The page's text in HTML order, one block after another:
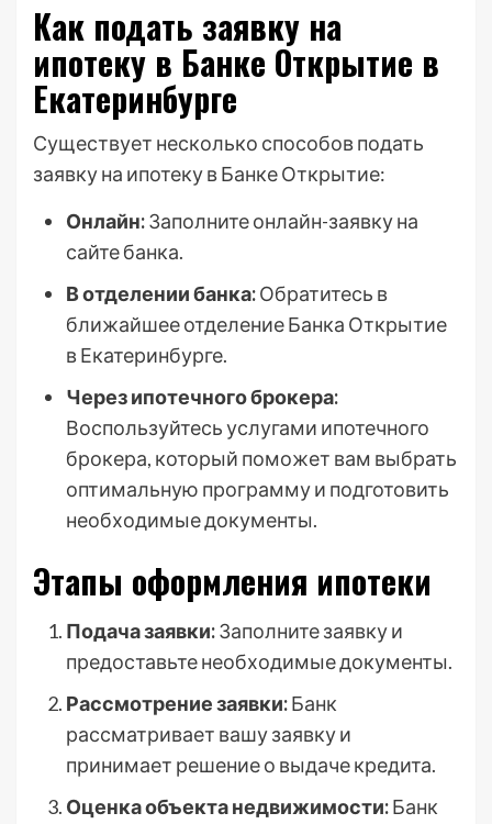
Как подать заявку на
ипотеку в Банке Открытие в
Екатеринбурге
Существует несколько способов подать
заявку на ипотеку в Банке Открытие:
Онлайн:Заполните онлайн-заявку на
сайте банка.
В отделении банка:Обратитесь в
ближайшее отделение Банка Открытие
в Екатеринбурге.
Через ипотечного брокера:
Воспользуйтесь услугами ипотечного
брокера, который поможет вам выбрать
оптимальную программу и подготовить
необходимые документы.
Этапы оформления ипотеки
Подача заявки:Заполните заявку и
предоставьте необходимые документы.
Рассмотрение заявки:Банк
рассматривает вашу заявку и
принимает решение о выдаче кредита.
Оценка объекта недвижимости:Банк